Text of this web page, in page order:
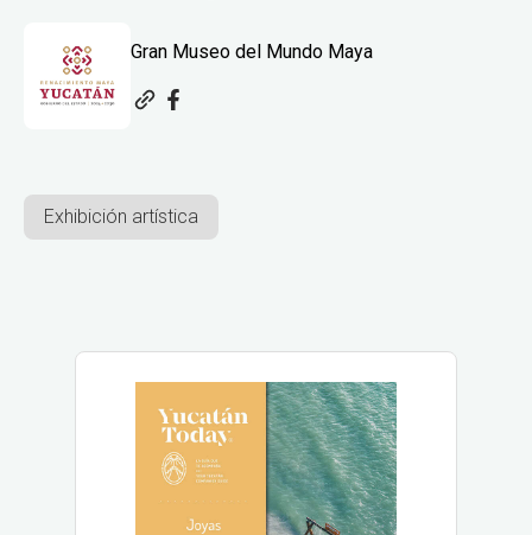
Gran Museo del Mundo Maya
Exhibición artística